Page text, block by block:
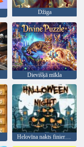
Džiga
Dievišķā mīkla
Helovīna nakts finierzāģis